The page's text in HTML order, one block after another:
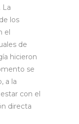
La
los
el
de
hicieron
se
a la
con el
directa